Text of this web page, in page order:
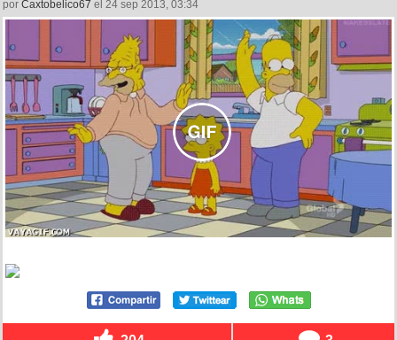
por Caxtobelico67 el 24 sep 2013, 03:34